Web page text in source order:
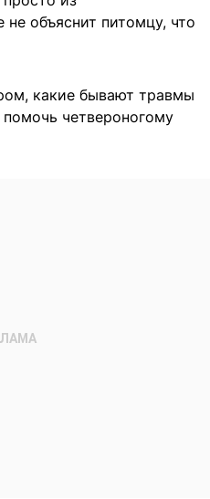
объяснит питомцу, что
какие бывают травмы
четвероногому